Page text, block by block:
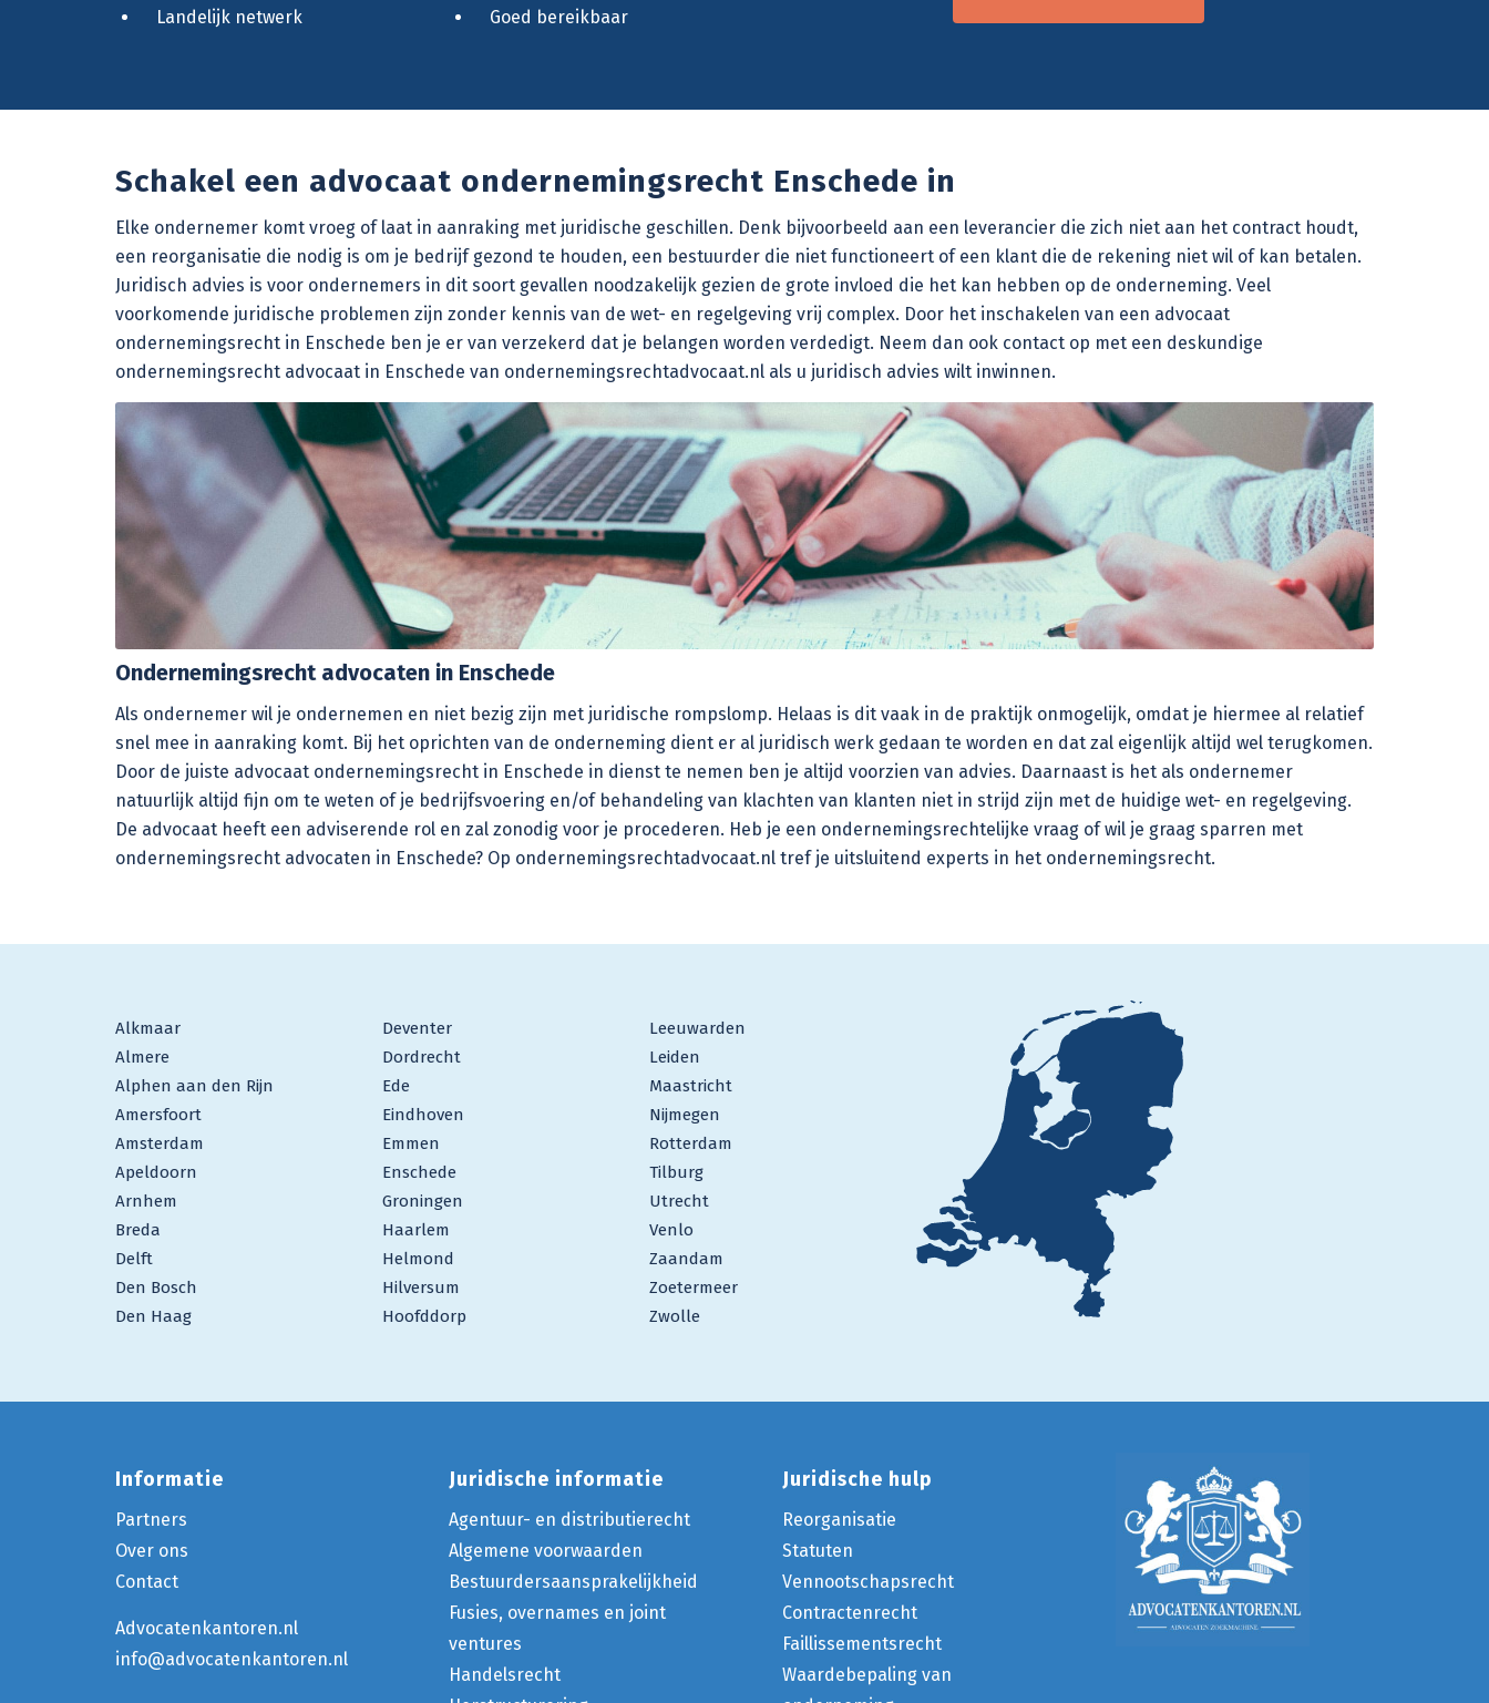
Landelijk netwerk
Goed bereikbaar
Schakel een advocaat ondernemingsrecht Enschede in
Elke ondernemer komt vroeg of laat in aanraking met juridische geschillen. Denk bijvoorbeeld aan een leverancier die zich niet aan het contract houdt,
een reorganisatie die nodig is om je bedrijf gezond te houden, een bestuurder die niet functioneert of een klant die de rekening niet wil of kan betalen.
Juridisch advies is voor ondernemers in dit soort gevallen noodzakelijk gezien de grote invloed die het kan hebben op de onderneming. Veel
voorkomende juridische problemen zijn zonder kennis van de wet- en regelgeving vrij complex. Door het inschakelen van een advocaat
ondernemingsrecht in Enschede ben je er van verzekerd dat je belangen worden verdedigt. Neem dan ook contact op met een deskundige
ondernemingsrecht advocaat in Enschede van ondernemingsrechtadvocaat.nl als u juridisch advies wilt inwinnen.
Ondernemingsrecht advocaten in Enschede
Als ondernemer wil je ondernemen en niet bezig zijn met juridische rompslomp. Helaas is dit vaak in de praktijk onmogelijk, omdat je hiermee al relatief
snel mee in aanraking komt. Bij het oprichten van de onderneming dient er al juridisch werk gedaan te worden en dat zal eigenlijk altijd wel terugkomen.
Door de juiste advocaat ondernemingsrecht in Enschede in dienst te nemen ben je altijd voorzien van advies. Daarnaast is het als ondernemer
natuurlijk altijd fijn om te weten of je bedrijfsvoering en/of behandeling van klachten van klanten niet in strijd zijn met de huidige wet- en regelgeving.
De advocaat heeft een adviserende rol en zal zonodig voor je procederen. Heb je een ondernemingsrechtelijke vraag of wil je graag sparren met
ondernemingsrecht advocaten in Enschede? Op ondernemingsrechtadvocaat.nl tref je uitsluitend experts in het ondernemingsrecht.
Alkmaar
Almere
Alphen aan den Rijn
Amersfoort
Amsterdam
Apeldoorn
Arnhem
Breda
Delft
Den Bosch
Den Haag
Deventer
Dordrecht
Ede
Eindhoven
Emmen
Enschede
Groningen
Haarlem
Helmond
Hilversum
Hoofddorp
Leeuwarden
Leiden
Maastricht
Nijmegen
Rotterdam
Tilburg
Utrecht
Venlo
Zaandam
Zoetermeer
Zwolle
Informatie
Partners
Over ons
Contact
Advocatenkantoren.nl
info@advocatenkantoren.nl
Juridische informatie
Agentuur- en distributierecht
Algemene voorwaarden
Bestuurdersaansprakelijkheid
Fusies, overnames en joint
ventures
Handelsrecht
Juridische hulp
Reorganisatie
Statuten
Vennootschapsrecht
Contractenrecht
Faillissementsrecht
Waardebepaling van